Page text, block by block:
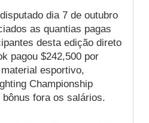
dia 7 de outubro
as quantias pagas
desta edição direto
pagou $242,500 por
esportivo,
Championship
fora os salários.